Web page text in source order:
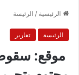
الرئيسية / الرئيسة
الرئيسة تقارير
موقع: